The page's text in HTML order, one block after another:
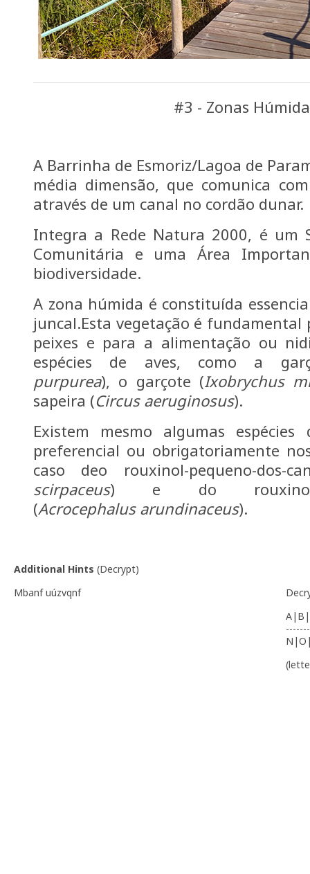
#3 - Zonas
A Barrinha de Esmoriz/Lagoa de
média dimensão, que comunica
através de um canal no cordão dunar.
Integra a Rede Natura 2000, é um
Comunitária e uma Área
biodiversidade.
A zona húmida é constituída
juncal.Esta vegetação é fundamental
peixes e para a alimentação ou
espécies de aves, como a
purpurea), o garçote (Ixobrychus
sapeira (Circus aeruginosus).
Existem mesmo algumas
preferencial ou obrigatoriamente
caso deo rouxinol-pequeno-dos-
scirpaceus) e do rouxinol-
(Acrocephalus arundinaceus).
Additional Hints (Decrypt)
Mbanf uúzvqnf